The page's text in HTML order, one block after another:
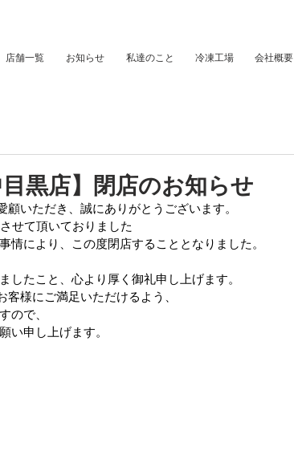
店舗一覧 お知らせ 私達のこと 冷凍工場 会社概要
目黒店】閉店のお知らせ
いただき、誠にありがとうございます。
せて頂いておりました
情により、この度閉店することとなりました。
したこと、心より厚く御礼申し上げます。
様にご満足いただけるよう、
ので、
い申し上げます。